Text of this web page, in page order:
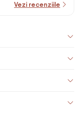
Vezi recenziile